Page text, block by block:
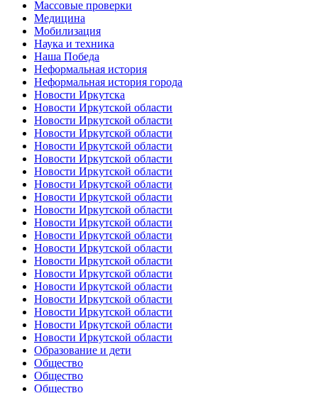
Массовые проверки
Медицина
Мобилизация
Наука и техника
Наша Победа
Неформальная история
Неформальная история города
Новости Иркутска
Новости Иркутской области
Новости Иркутской области
Новости Иркутской области
Новости Иркутской области
Новости Иркутской области
Новости Иркутской области
Новости Иркутской области
Новости Иркутской области
Новости Иркутской области
Новости Иркутской области
Новости Иркутской области
Новости Иркутской области
Новости Иркутской области
Новости Иркутской области
Новости Иркутской области
Новости Иркутской области
Новости Иркутской области
Новости Иркутской области
Новости Иркутской области
Образование и дети
Общество
Общество
Общество